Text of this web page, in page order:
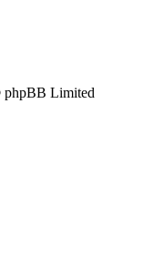
Limited